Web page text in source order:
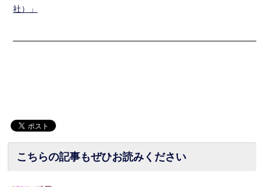
社）」
こちらの記事もぜひお読みください